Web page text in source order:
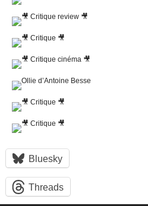
Bluesky
Threads